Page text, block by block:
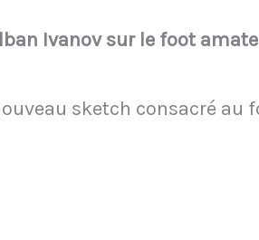
Ivanov sur le foot
sketch consacré au